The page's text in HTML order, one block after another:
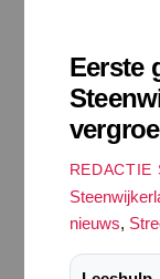
Eerste
REDACTIE
nieuws,